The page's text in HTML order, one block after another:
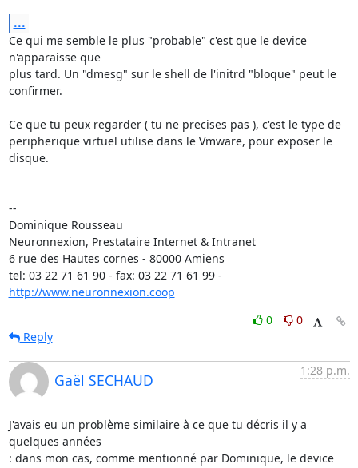
...
Ce qui me semble le plus "probable" c'est que le device
n'apparaisse que
plus tard. Un "dmesg" sur le shell de l'initrd "bloque" peut le
confirmer.
Ce que tu peux regarder ( tu ne precises pas ), c'est le type de
peripherique virtuel utilise dans le Vmware, pour exposer le
disque.
--
Dominique Rousseau
Neuronnexion, Prestataire Internet & Intranet
6 rue des Hautes cornes - 80000 Amiens
http://www.neuronnexion.coop
0
0
Reply
Gaël SECHAUD
1:28 p.m.
J'avais eu un problème similaire à ce que tu décris il y a
quelques années
: dans mon cas, comme mentionné par Dominique, le device